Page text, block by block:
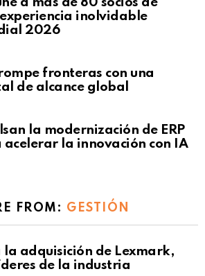
inolvidable
2026
fronteras con una
de alcance global
Not Safe For Work
Click to view this post
la modernización de ERP
acelerar la innovación con IA
FROM: GESTIÓN
la adquisición de Lexmark,
de la industria